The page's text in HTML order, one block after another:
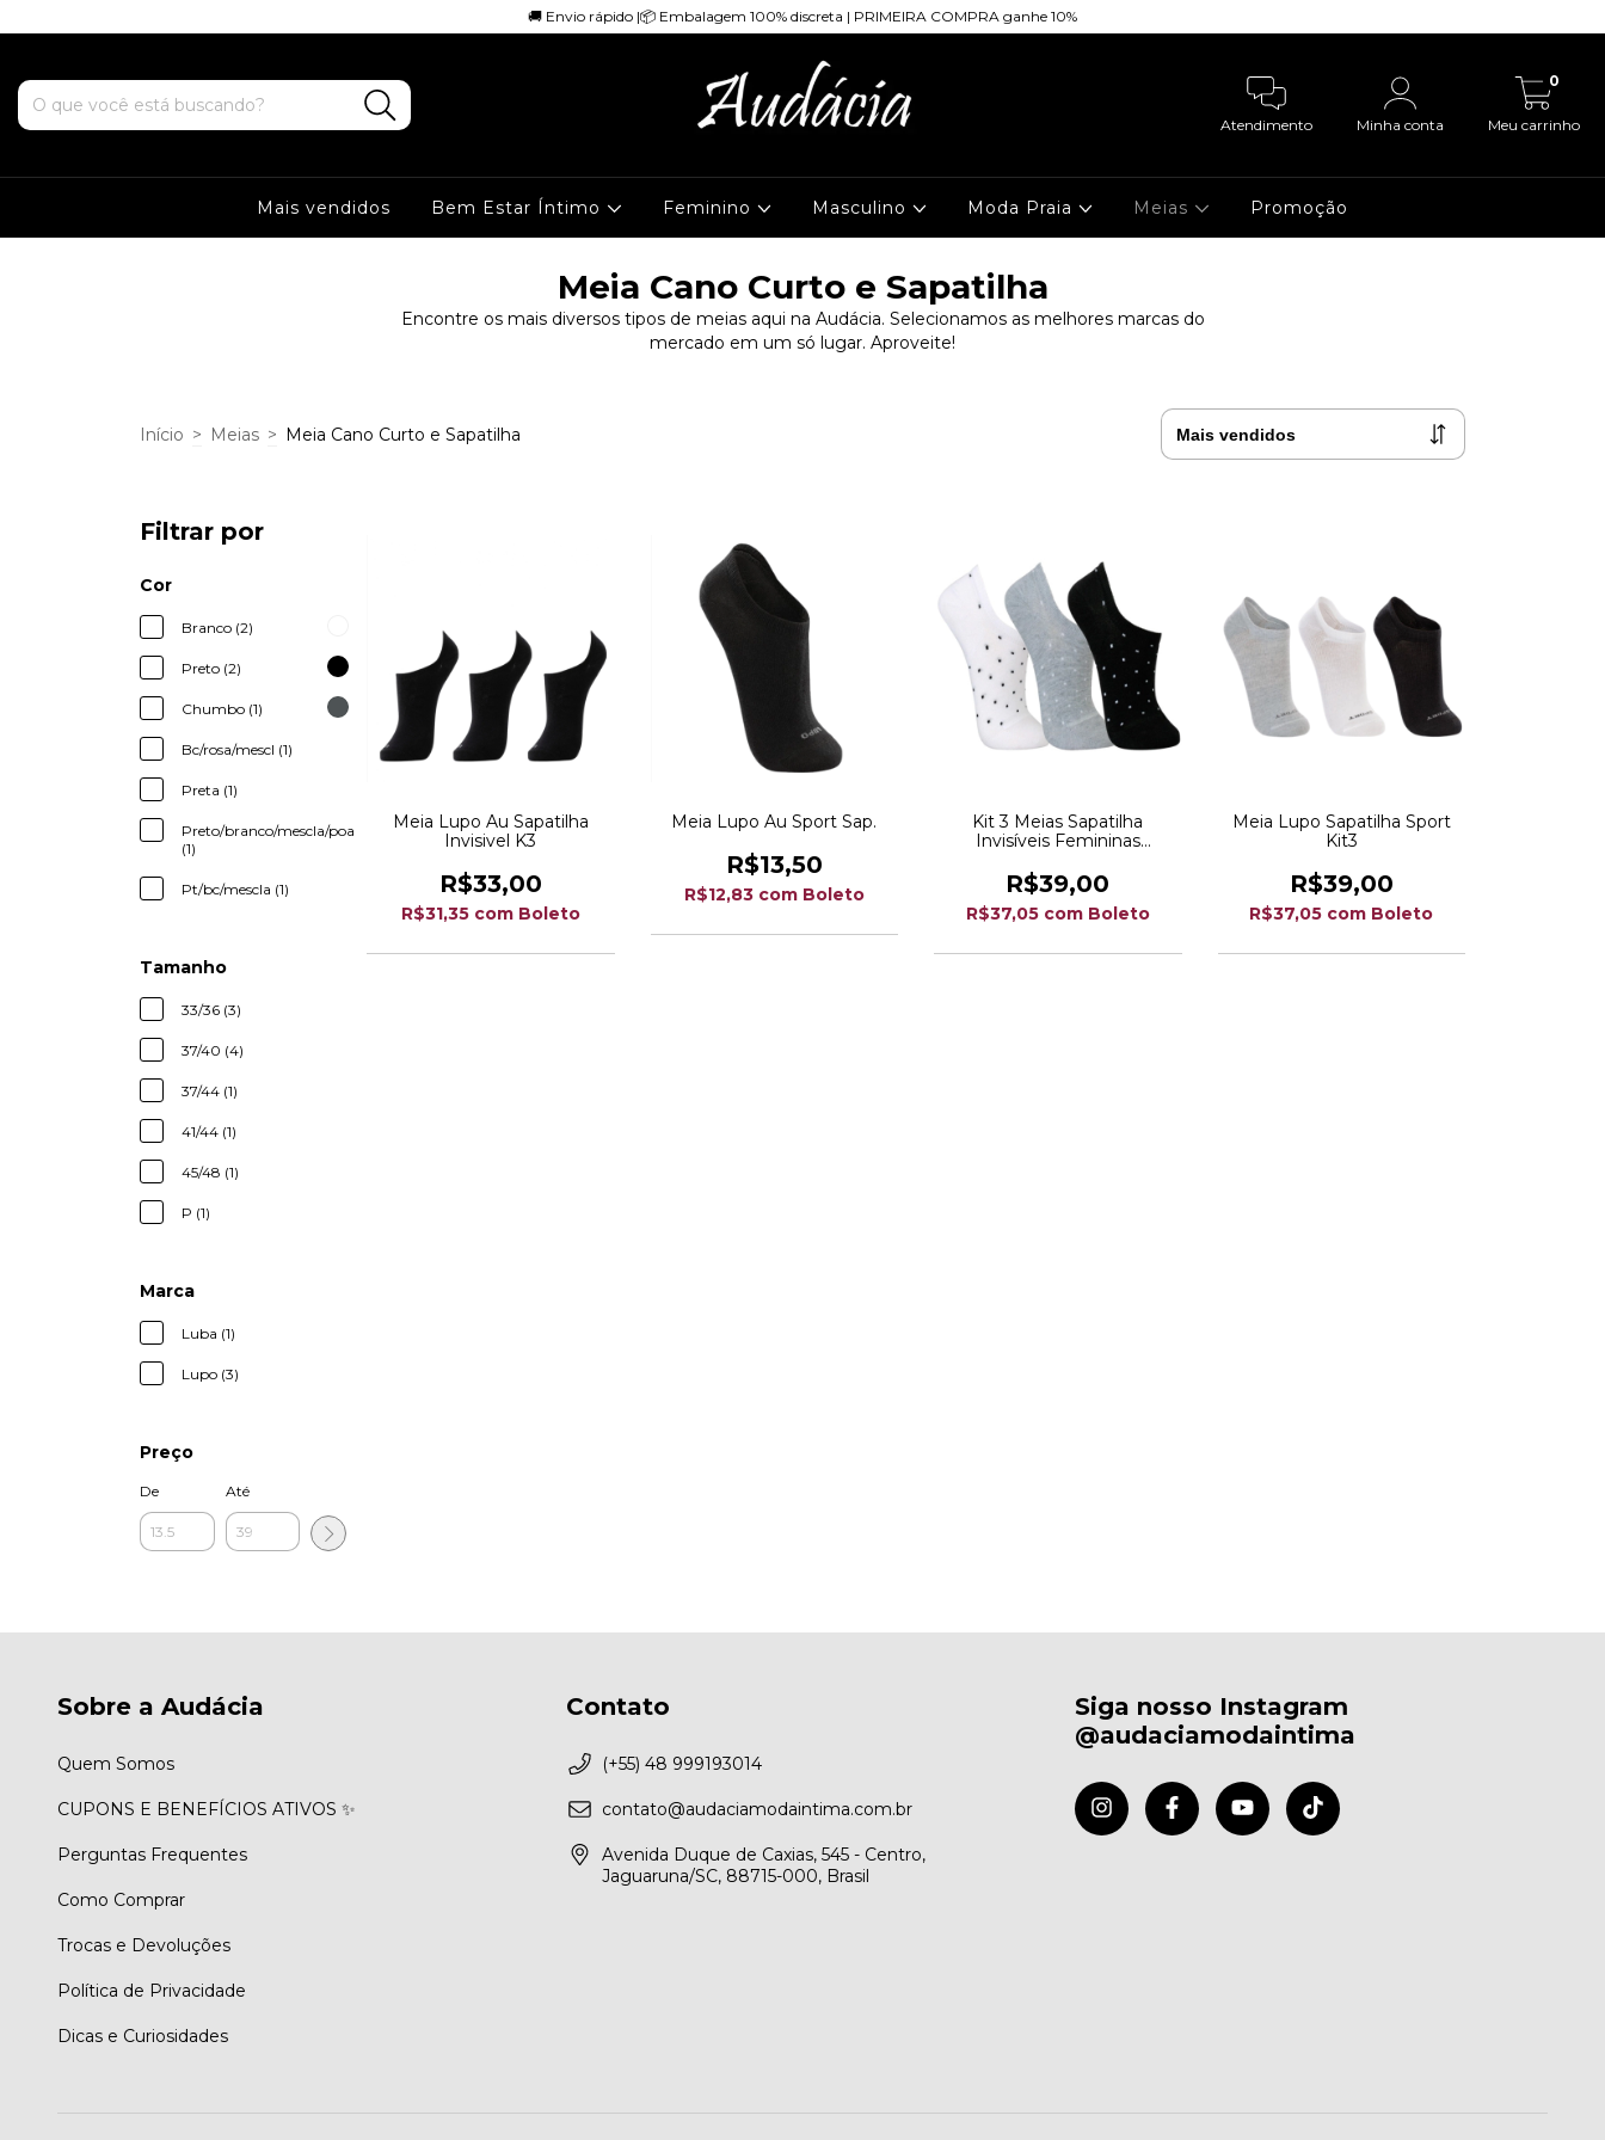
🚚 Envio rápido |📦 Embalagem 100% discreta | PRIMEIRA COMPRA ganhe 10%
Atendimento Minha conta Meu carrinho
0
Mais vendidos Bem Estar Íntimo Feminino Masculino Moda Praia Meias Promoção
Meia Cano Curto e Sapatilha
Encontre os mais diversos tipos de meias aqui na Audácia. Selecionamos as melhores marcas do
mercado em um só lugar. Aproveite!
Início > Meias > Meia Cano Curto e Sapatilha
Filtrar por
Cor
Branco (2)
Preto (2)
Chumbo (1)
Bc/rosa/mescl (1)
Preta (1)
Preto/branco/mescla/poa
(1)
Pt/bc/mescla (1)
Tamanho
33/36 (3)
37/40 (4)
37/44 (1)
41/44 (1)
45/48 (1)
P (1)
Marca
Luba (1)
Lupo (3)
Preço
De Até
Meia Lupo Au Sapatilha
Invisivel K3
R$33,00
R$31,35 com Boleto
Meia Lupo Au Sport Sap.
R$13,50
R$12,83 com Boleto
Kit 3 Meias Sapatilha
Invisíveis Femininas
R$39,00
R$37,05 com Boleto
Meia Lupo Sapatilha Sport
Kit3
R$39,00
R$37,05 com Boleto
Sobre a Audácia
Quem Somos
CUPONS E BENEFÍCIOS ATIVOS ✨
Perguntas Frequentes
Como Comprar
Trocas e Devoluções
Política de Privacidade
Dicas e Curiosidades
Contato
(+55) 48 999193014
contato@audaciamodaintima.com.br
Avenida Duque de Caxias, 545 - Centro,
Jaguaruna/SC, 88715-000, Brasil
Siga nosso Instagram
@audaciamodaintima